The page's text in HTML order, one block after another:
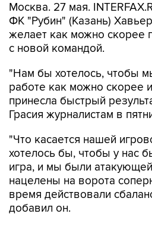
Москва. 27 мая.
ФК "Рубин" (Казань)
желает как можно скорее
с новой командой.
"Нам бы хотелось, чтобы
работе как можно скорее
принесла быстрый
Грасия журналистам в
"Что касается нашей
хотелось бы, чтобы у нас
игра, и мы были
нацелены на ворота
время действовали
добавил он.